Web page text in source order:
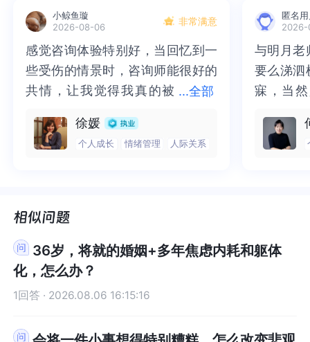
持，被你接纳
持，被你接纳
见证，记忆锚点。你觉得他没有价值了，就拉黑了
他。你失去了他，就好像是失去了一个能见证你存
在的人，见证你过去历史的人。从这样的描述里
看，你好像更爱的是你自己，但其实你也是缺乏爱
自己的能力的。你会选择一个多角关系，可能是因
为你之前在和父母相处的过程中，也是处于在三角
关系中失败者的位置，你通过这样的方式去重复体
验过往的创伤。你好像为他付出了全部，毫无保留
的生活，而你也知道你的一切情感都是虚拟的，有
价的，你们好像无法走在一起，这里好像有一种难
以言说，爱而不得的悲伤。我想，你可以选择进入
到现实生活中，去和生活中具体的人，实际的人去
发生情感链接，看到自己内心的恐惧。选择一段长
期稳定的关系去发展，耐受情感中会出现的种种不
以选择一个可靠的心理咨询师，开展一个长程咨
锚点。你觉得他没有价值了，就拉黑了他。你失去
了他，就好像是失去了一个能见证你存在的人，见
证你过去历史的人。从这样的描述里看，你好像更
爱的是你自己，但其实你也是缺乏爱自己的能力
的。你会选择一个多角关系，可能是因为你之前在
和父母相处的过程中，也是处于在三角关系中失败
者的位置，你通过这样的方式去重复体验过往的创
伤。你好像为他付出了全部，毫无保留的，彻底
活，而你也知道你的一切情感都是虚拟的，有价
的，你们好像无法走在一起，这里好像有一种难以
言说，爱而不得的悲伤。我想，你可以选择进入到
现实生活中，去和生活中具体的人，实际的人去发
生情感链接，看到自己内心的恐惧。选择一段长期
稳定的关系去发展，耐受情感中会出现的种种不可
选择一个可靠的心理咨询师，开展一个长程咨询。
的，需要外界的确认来加固。在这些感受背后，你
可能需要的是一种安全感、被认可感和归属感。你
希望能够在人际关系中找到真正的理解和支持，而
不是表面的交流和利用。这种需求是完全正常的，
是人类的基本需求之一。为了满足这些需求，或许
我们可以尝试以下方法。首先，尝试自我探索，每
天花15分钟左右写日记，把内心的想法、感受、回
忆都写下来。这有助于你梳理自己的情绪，更清楚
地看到自己的需求。例如，你可以记录下对过去那
失落或者愤怒，这是理解自己内心需求的重要线
索。其次，尝试进行自我肯定练习，可以每天对着
镜子告诉自己一些积极的话语，比如“我是值得被爱
和尊重的”“我的感受很重要”。这种自我肯定能提升
自我价值感，减少因过去不平等关系带来的负面影
经常能看到的地方，时刻提醒自己。最后，试着修
认来加固。在这些感受背后，你可能需要的是一种
安全感、被认可感和归属感。你希望能够在人际关
系中找到真正的理解和支持，而不是表面的交流和
利用。这种需求是完全正常的，是人类的基本需求
之一。为了满足这些需求，或许我们可以尝试以下
方法。首先，尝试自我探索，每天花15分钟左右写
日记，把内心的想法、感受、回忆都写下来。这有
助于你梳理自己的情绪，更清楚地看到自己的需
求。例如，你可以记录下对过去那段关系中不同事
这是理解自己内心需求的重要线索。其次，尝试进
行自我肯定练习，可以每天对着镜子告诉自己一些
积极的话语，比如“我是值得被爱和尊重的”“我的感
受很重要”。这种自我肯定能提升自我价值感，减少
因过去不平等关系带来的负面影响。也可以把这些
方，时刻提醒自己。最后，试着修复或重新定义旧
事干杯》，成长是一个命题，自然会带来各种情绪
体验，借助这段经历照见了你的一些模式，借助这
个梦境复盘了你的过往。一切都可以从头再来，因
为人生的主动权一直都在你手中，无论何时你都是
有选择的。🤝《世界尽头的咖啡馆》《臣服实验》
推荐与你，愿你走出困境与迷茫，活出精彩新篇
章。希望以上对你有所帮助，世界和我爱着你。如
想继续交流，可关注我的个人主页，“心探服务”
是一个命题，自然会带来各种情绪体验，借助这段
经历照见了你的一些模式，借助这个梦境复盘了你
的过往。一切都可以从头再来，因为人生的主动权
一直都在你手中，无论何时你都是有选择的。🤝
《世界尽头的咖啡馆》《臣服实验》推荐与你，愿
你走出困境与迷茫，活出精彩新篇章。希望以上对
你有所帮助，世界和我爱着你。如想继续交流，可
关注我的个人主页，“心探服务”
询，你可以学会接纳自己的不完美，理解自己的价
是专业的，但这种关系可以提供一个稳定的环境，
让你体验到持久和深度的人际连接。心理咨询的效
果是需要一段时间才能看到显著的改变，这需要耐
安，变得更加从容和坚定。祝好！
以学会接纳自己的不完美，理解自己的价值，增强
的，但这种关系可以提供一个稳定的环境，让你体
验到持久和深度的人际连接。心理咨询的效果是需
要一段时间才能看到显著的改变，这需要耐心和坚
得更加从容和坚定。祝好！
徘徊，重新找回与世界和自我的和谐共处。
新找回与世界和自我的和谐共处。
小鲸鱼璇
2026-08-06
非常满意
...全部
感觉咨询体验特别好，当回忆到一
些受伤的情景时，咨询师能很好的
共情，让我觉得我真的被
一部分未处理的情绪被注意到了，
而且当咨询师准确说出我当时的情
觉轻快了很多，感觉轻松了。很感
感觉咨询体验特别好，当回忆到一
些受伤的情景时，咨询师能很好的
共情，让我觉得我真的被抱住了。
处理的情绪被注意到了，而且当咨
询师准确说出我当时的情绪，我感
了很多，感觉轻松了。很感谢咨询
徐媛
个人成长 情绪管理 人际关系
匿名
2026-
与明月老
要么涕泗
寐，当
来，觉
再困于
与明月老
要么涕泗
寐，当然
不必再
梏，更
36岁，将就的婚姻+多年焦虑内耗和躯体
化，怎么办？
1回答 · 2026.08.06 16:15:16